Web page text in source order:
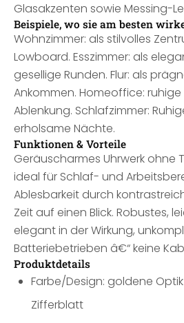
Glasakzenten sowie Messing-
Beispiele, wo sie am besten
Wohnzimmer: als stilvolles
Lowboard. Esszimmer: als
gesellige Runden. Flur: als
Ankommen. Homeoffice:
Ablenkung. Schlafzimmer:
erholsame Nächte.
Funktionen & Vorteile
Geräuscharmes Uhrwerk ohne
ideal für Schlaf- und
Ablesbarkeit durch
Zeit auf einen Blick. Robustes,
elegant in der Wirkung,
Batteriebetrieben â€“ keine
Produktdetails
Farbe/Design: goldene
Zifferblatt